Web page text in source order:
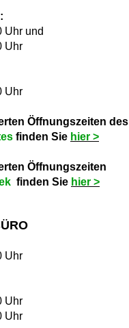
Uhr und
Uhr
Uhr
Öffnungszeiten des
finden Sie hier >
Öffnungszeiten
finden Sie hier >
Uhr
Uhr
Uhr